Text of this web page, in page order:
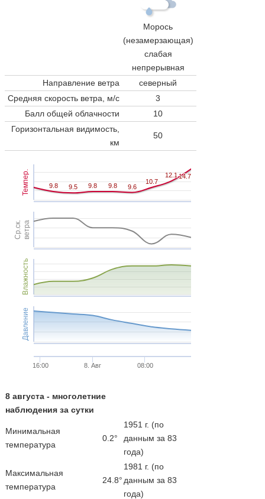
Морось
(незамерзающая)
слабая
непрерывная
Направление ветра
северный
Средняя скорость ветра, м/с
3
Балл общей облачности
10
Горизонтальная видимость,
км
50
Темпер.
Ср.ск.ветра
Влажность
Давление
9.8
9.8 9.5
9.5 9.8
9.8 9.8
9.8 9.6
9.6
10.7
10.7
12.1
12.114.7
14.7
16:00 8. Авг 08:00
8 августа - многолетние
наблюдения за сутки
Минимальная
температура
0.2°
1951 г. (по
данным за 83
года)
Максимальная
температура
24.8°
1981 г. (по
данным за 83
года)